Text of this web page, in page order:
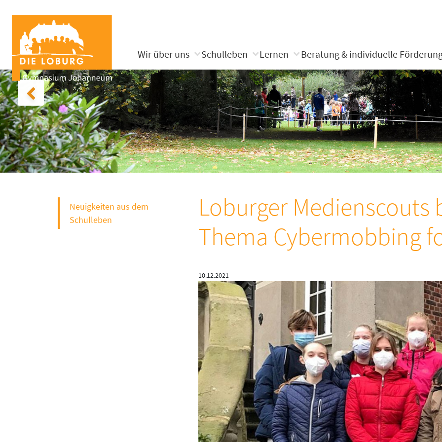
Wir über uns Schulleben Lernen Beratung & individuelle
Neuigkeiten aus dem
Schulleben
Loburger Medienscouts
Thema Cybermobbing
10.12.2021